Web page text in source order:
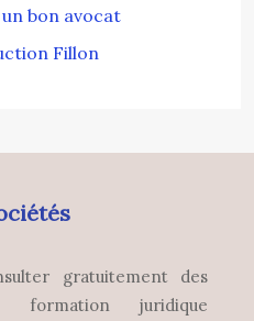
bon avocat
Fillon
gratuitement des
formation juridique